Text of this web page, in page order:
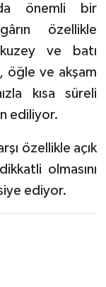
önemli bir
özellikle
kuzey ve batı
ve akşam
kısa süreli
ediliyor.
özellikle açık
olmasını
ediyor.